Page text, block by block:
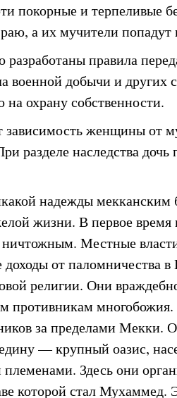
покорные и терпеливые
а их мучители попадут
разработаны правила
военной добычи и
охрану собственности.
зависимость женщины от
разделе наследства дочь
надежды мекканским
жизни. В первое время
ничтожным. Местные
от паломничества в
религии. Они
противникам
за пределами Мекки.
— крупный оазис,
племенами. Здесь они
которой стал Мухаммед.